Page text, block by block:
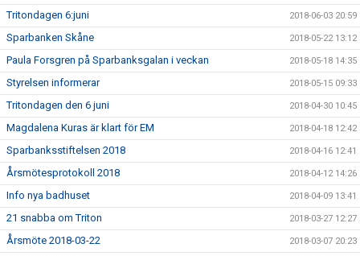
Tritondagen 6:juni 2018-06-03 20:59
Sparbanken Skåne 2018-05-22 13:12
Paula Forsgren på Sparbanksgalan i veckan 2018-05-18 14:35
Styrelsen informerar 2018-05-15 09:33
Tritondagen den 6 juni 2018-04-30 10:45
Magdalena Kuras är klart för EM 2018-04-18 12:42
Sparbanksstiftelsen 2018 2018-04-16 12:41
Årsmötesprotokoll 2018 2018-04-12 14:26
Info nya badhuset 2018-04-09 13:41
21 snabba om Triton 2018-03-27 12:27
Årsmöte 2018-03-22 2018-03-07 20:23